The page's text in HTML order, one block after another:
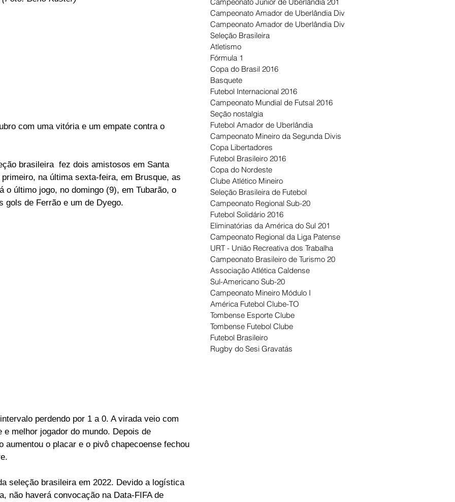
com uma vitória e um empate contra o
brasileira  fez dois amistosos em Santa
na última sexta-feira, em Brusque, as
o último jogo, no domingo (9), em Tubarão, o
gols de Ferrão e um de Dyego.
perdendo por 1 a 0. A virada veio com
melhor jogador do mundo. Depois de
aumentou o placar e o pivô chapecoense fechou
seleção brasileira em 2022. Devido a logística
não haverá convocação na Data-FIFA de
Campeonato Amador de Uberlândia Div
Campeonato Amador de Uberlândia Div
Seleção Brasileira
Atletismo
Fórmula 1
Copa do Brasil 2016
Basquete
Futebol Internacional 2016
Campeonato Mundial de Futsal 2016
Seção nostalgia
Futebol Amador de Uberlândia
Campeonato Mineiro da Segunda Divis
Copa Libertadores
Futebol Brasileiro 2016
Copa do Nordeste
Clube Atlético Mineiro
Seleção Brasileira de Futebol
Campeonato Regional Sub-20
Futebol Solidário 2016
Eliminatórias da América do Sul 201
Campeonato Regional da Liga Patense
URT - União Recreativa dos Trabalha
Campeonato Brasileiro de Turismo 20
Associação Atlética Caldense
Sul-Americano Sub-20
Campeonato Mineiro Módulo I
América Futebol Clube-TO
Tombense Esporte Clube
Tombense Futebol Clube
Futebol Brasileiro
Rugby do Sesi Gravatás